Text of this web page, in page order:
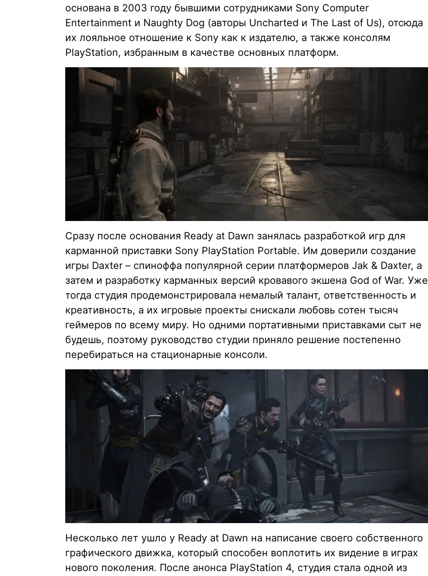
основана в 2003 году бывшими сотрудниками Sony Computer
Entertainment и Naughty Dog (авторы Uncharted и The Last of Us), отсюда
их лояльное отношение к Sony как к издателю, а также консолям
PlayStation, избранным в качестве основных платформ.
Сразу после основания Ready at Dawn занялась разработкой игр для
карманной приставки Sony PlayStation Portable. Им доверили создание
игры Daxter – спиноффа популярной серии платформеров Jak & Daxter, а
затем и разработку карманных версий кровавого экшена God of War. Уже
тогда студия продемонстрировала немалый талант, ответственность и
креативность, а их игровые проекты снискали любовь сотен тысяч
геймеров по всему миру. Но одними портативными приставками сыт не
будешь, поэтому руководство студии приняло решение постепенно
перебираться на стационарные консоли.
Несколько лет ушло у Ready at Dawn на написание своего собственного
графического движка, который способен воплотить их видение в играх
нового поколения. После анонса PlayStation 4, студия стала одной из